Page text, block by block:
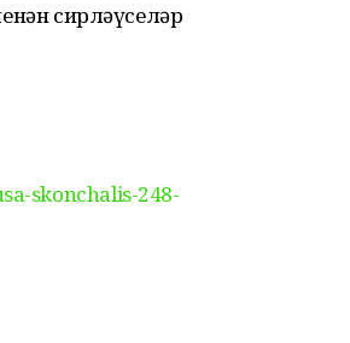
сирләүселәр
skonchalis-248-